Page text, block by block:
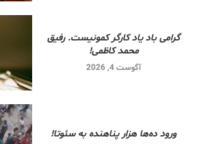
گرامی باد یاد کارگر کمونیست. رفیق
محمد کاظمی!
آگوست 4, 2026
ورود ده‌ها هزار پناهنده به سئوتا!